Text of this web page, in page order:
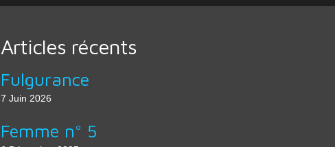
Articles récents
Fulgurance
7 Juin 2026
Femme n° 5